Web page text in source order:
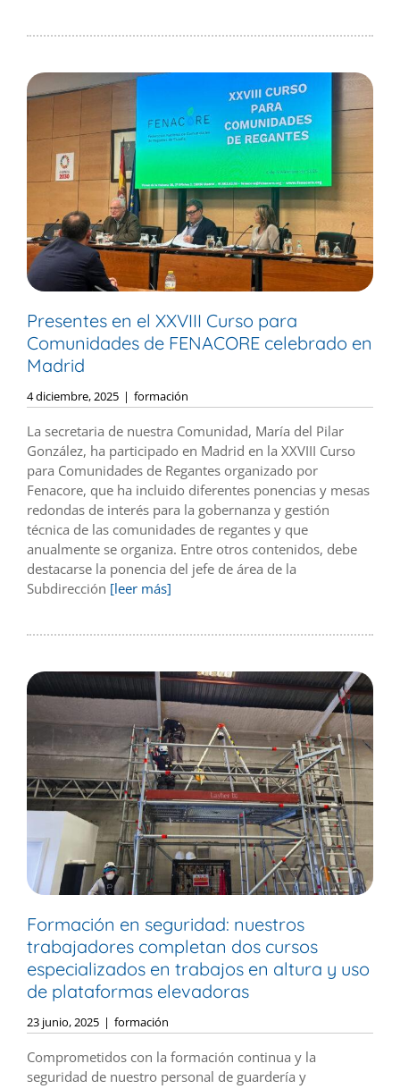
Presentes en el XXVIII Curso para
Comunidades de FENACORE celebrado en
Madrid
4 diciembre, 2025 | formación
La secretaria de nuestra Comunidad, María del Pilar
González, ha participado en Madrid en la XXVIII Curso
para Comunidades de Regantes organizado por
Fenacore, que ha incluido diferentes ponencias y mesas
redondas de interés para la gobernanza y gestión
técnica de las comunidades de regantes y que
anualmente se organiza. Entre otros contenidos, debe
destacarse la ponencia del jefe de área de la
Subdirección [leer más]
Formación en seguridad: nuestros
trabajadores completan dos cursos
especializados en trabajos en altura y uso
de plataformas elevadoras
23 junio, 2025 | formación
Comprometidos con la formación continua y la
seguridad de nuestro personal de guardería y